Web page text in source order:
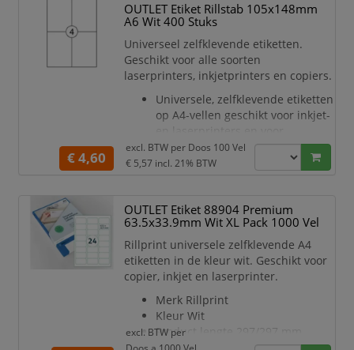
plaatsen en eenvoudig te
verwijderen.
Ze zijn beschikbaar in een groot
aantal breedtes, kleuren en
tekstkleuren.
Bandlengte 7m.
OUTLET Etiket Rillstab 105x148mm
A6 Wit 400 Stuks
Universeel zelfklevende etiketten.
Geschikt voor alle soorten
laserprinters, inkjetprinters en copiers.
Universele, zelfklevende etiketten
op A4-vellen geschikt voor inkjet-
kopieerapparaten.
Verpakt per 100vel in een doos.
Papier kwaliteit 70 grams topvel
en 55 grams backing.
€ 4,60
excl. BTW per Doos 100 Vel
€ 5,57 incl. 21% BTW
OUTLET Etiket 88904 Premium
63.5x33.9mm Wit XL Pack 1000 Vel
Rillprint universele zelfklevende A4
etiketten in de kleur wit. Geschikt voor
copier, inkjet en laserprinter.
Merk Rillprint
Kleur Wit
Product lengte 297/297 mm
excl. BTW per